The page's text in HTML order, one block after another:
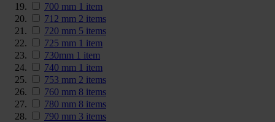
700 mm 1 item
712 mm 2 items
720 mm 5 items
725 mm 1 item
730mm 1 item
740 mm 1 item
753 mm 2 items
760 mm 8 items
780 mm 8 items
790 mm 3 items